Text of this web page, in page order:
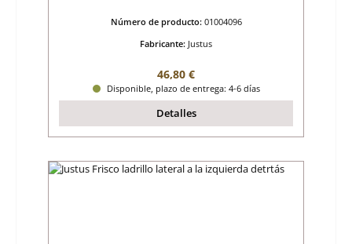
Número de producto: 01004096
Fabricante: Justus
Precio normal:
46,80 €
Disponible, plazo de entrega: 4-6 días
Detalles